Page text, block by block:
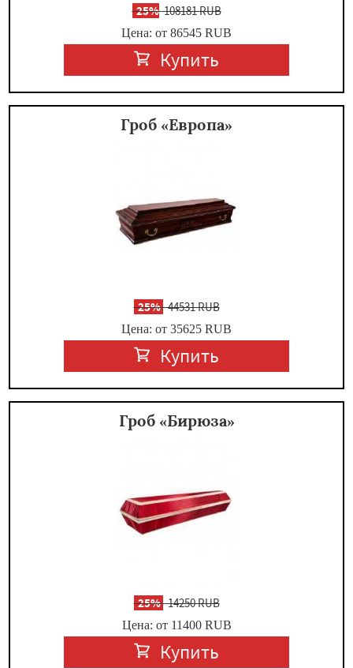
-25%108181 RUB
Цена: от 86545 RUB
Купить
Гроб «Европа»
-25%44531 RUB
Цена: от 35625 RUB
Купить
Гроб «Бирюза»
-25%14250 RUB
Цена: от 11400 RUB
Купить